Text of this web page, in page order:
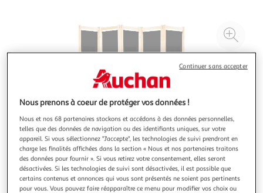
à
Illustration
précédente
Illustration
suivante
Nous prenons à coeur de protéger vos données !
Nous et nos 68 partenaires stockons et accédons à des données personnelles,
telles que des données de navigation ou des identifiants uniques, sur votre
appareil. Si vous sélectionnez "J'accepte", les technologies de suivi prendront en
charge les finalités affichées dans la section « Nous et nos partenaires traitons
des données pour fournir ». Si vous retirez votre consentement, elles seront
désactivées. Si les technologies de suivi sont désactivées, il est possible que
certains contenus et annonces qui vous sont présentés ne soient pas pertinents
pour vous. Vous pouvez faire réapparaître ce menu pour modifier vos choix ou
Continuer sans accepter